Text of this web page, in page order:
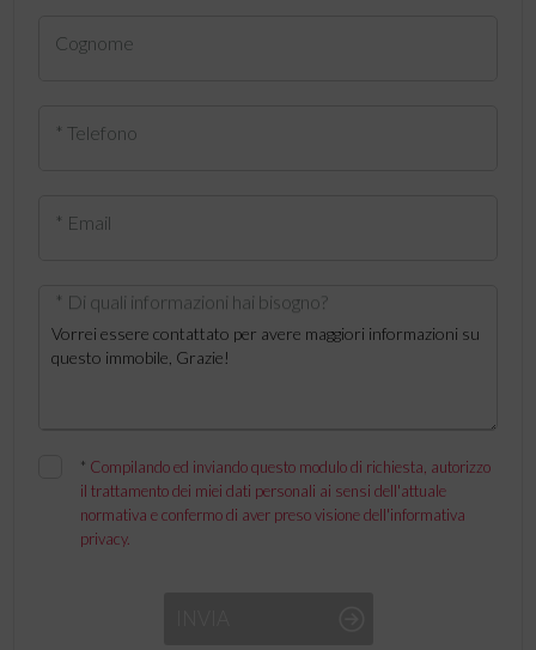
Cognome
* Telefono
* Email
* Di quali informazioni hai bisogno?
* Compilando ed inviando questo modulo di richiesta, autorizzo
il trattamento dei miei dati personali ai sensi dell'attuale
normativa e confermo di aver preso visione dell'informativa
privacy.